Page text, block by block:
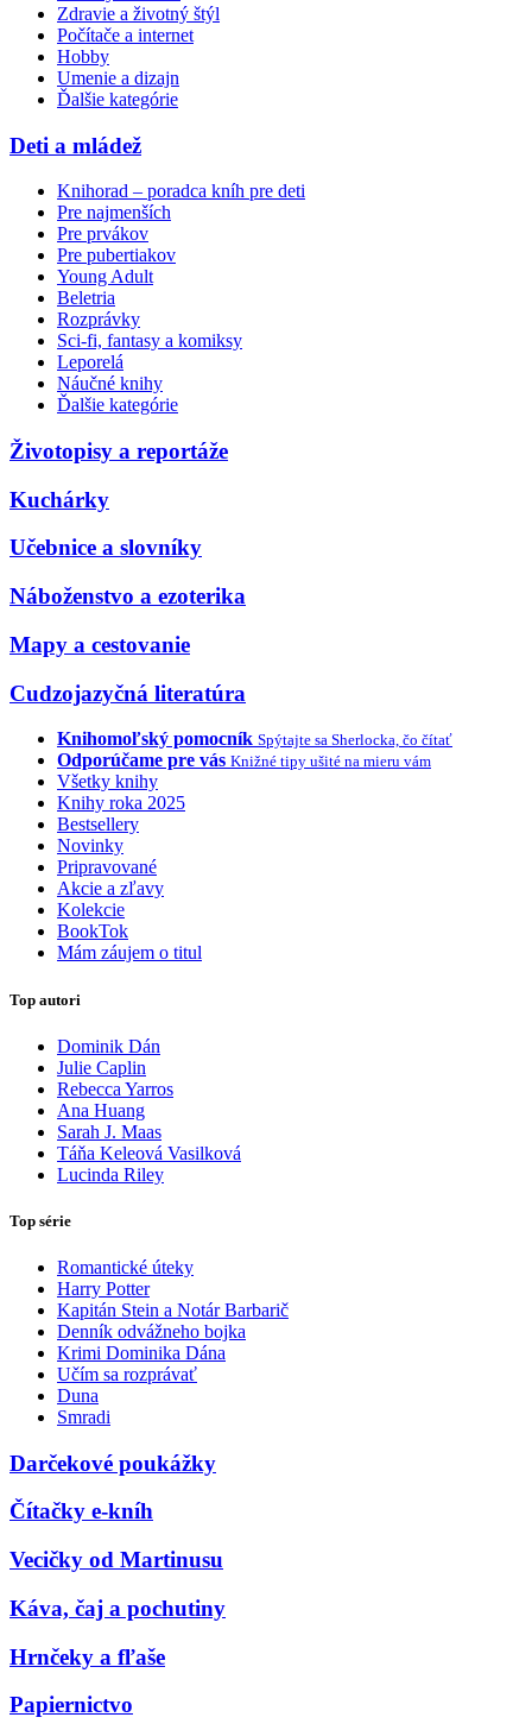
Zdravie a životný štýl
Počítače a internet
Hobby
Umenie a dizajn
Ďalšie kategórie
Deti a mládež
Knihorad – poradca kníh pre deti
Pre najmenších
Pre prvákov
Pre pubertiakov
Young Adult
Beletria
Rozprávky
Sci-fi, fantasy a komiksy
Leporelá
Náučné knihy
Ďalšie kategórie
Životopisy a reportáže
Kuchárky
Učebnice a slovníky
Náboženstvo a ezoterika
Mapy a cestovanie
Cudzojazyčná literatúra
Knihomoľský pomocník Spýtajte sa Sherlocka, čo čítať
Odporúčame pre vás Knižné tipy ušité na mieru vám
Všetky knihy
Knihy roka 2025
Bestsellery
Novinky
Pripravované
Akcie a zľavy
Kolekcie
BookTok
Mám záujem o titul
Top autori
Dominik Dán
Julie Caplin
Rebecca Yarros
Ana Huang
Sarah J. Maas
Táňa Keleová Vasilková
Lucinda Riley
Top série
Romantické úteky
Harry Potter
Kapitán Stein a Notár Barbarič
Denník odvážneho bojka
Krimi Dominika Dána
Učím sa rozprávať
Duna
Smradi
Darčekové poukážky
Čítačky e-kníh
Vecičky od Martinusu
Káva, čaj a pochutiny
Hrnčeky a fľaše
Papiernictvo